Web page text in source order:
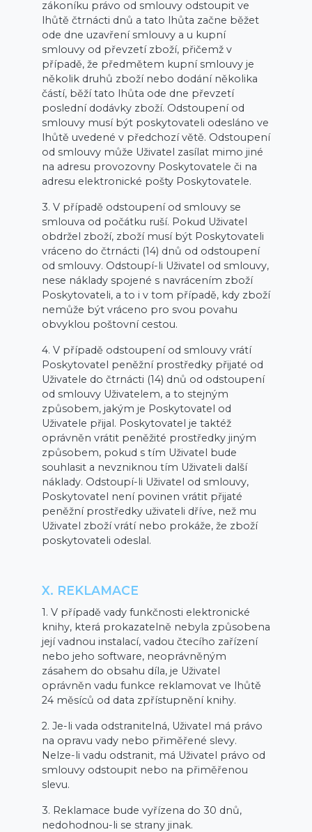
zákoníku právo od smlouvy odstoupit ve
lhůtě čtrnácti dnů a tato lhůta začne běžet
ode dne uzavření smlouvy a u kupní
smlouvy od převzetí zboží, přičemž v
případě, že předmětem kupní smlouvy je
několik druhů zboží nebo dodání několika
částí, běží tato lhůta ode dne převzetí
poslední dodávky zboží. Odstoupení od
smlouvy musí být poskytovateli odesláno ve
lhůtě uvedené v předchozí větě. Odstoupení
od smlouvy může Uživatel zasílat mimo jiné
na adresu provozovny Poskytovatele či na
adresu elektronické pošty Poskytovatele.
3. V případě odstoupení od smlouvy se
smlouva od počátku ruší. Pokud Uživatel
obdržel zboží, zboží musí být Poskytovateli
vráceno do čtrnácti (14) dnů od odstoupení
od smlouvy. Odstoupí-li Uživatel od smlouvy,
nese náklady spojené s navrácením zboží
Poskytovateli, a to i v tom případě, kdy zboží
nemůže být vráceno pro svou povahu
obvyklou poštovní cestou.
4. V případě odstoupení od smlouvy vrátí
Poskytovatel peněžní prostředky přijaté od
Uživatele do čtrnácti (14) dnů od odstoupení
od smlouvy Uživatelem, a to stejným
způsobem, jakým je Poskytovatel od
Uživatele přijal. Poskytovatel je taktéž
oprávněn vrátit peněžité prostředky jiným
způsobem, pokud s tím Uživatel bude
souhlasit a nevzniknou tím Uživateli další
náklady. Odstoupí-li Uživatel od smlouvy,
Poskytovatel není povinen vrátit přijaté
peněžní prostředky uživateli dříve, než mu
Uživatel zboží vrátí nebo prokáže, že zboží
poskytovateli odeslal.
X. REKLAMACE
1. V případě vady funkčnosti elektronické
knihy, která prokazatelně nebyla způsobena
její vadnou instalací, vadou čtecího zařízení
nebo jeho software, neoprávněným
zásahem do obsahu díla, je Uživatel
oprávněn vadu funkce reklamovat ve lhůtě
24 měsíců od data zpřístupnění knihy.
2. Je-li vada odstranitelná, Uživatel má právo
na opravu vady nebo přiměřené slevy.
Nelze-li vadu odstranit, má Uživatel právo od
smlouvy odstoupit nebo na přiměřenou
slevu.
3. Reklamace bude vyřízena do 30 dnů,
nedohodnou-li se strany jinak.